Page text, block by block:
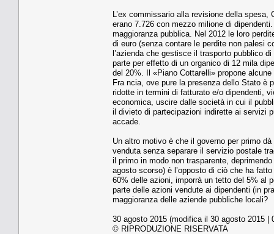
L’ex commissario alla revisione della
erano 7.726 con mezzo milione di
maggioranza pubblica. Nel 2012 le loro
di euro (senza contare le perdite non palesi
l’azienda che gestisce il trasporto pubblico
parte per effetto di un organico di 12 mila
del 20%. Il «Piano Cottarelli» propone
Fra ncia, ove pure la presenza dello Stato è
ridotte in termini di fatturato e/o dipendenti,
economica, uscire dalle società in cui il
il divieto di partecipazioni indirette ai servizi
accade.
Un altro motivo è che il governo per primo
venduta senza separare il servizio postale
il primo in modo non trasparente,
agosto scorso) è l’opposto di ciò che ha
60% delle azioni, imporrà un tetto del 5% al
parte delle azioni vendute ai dipendenti (in
maggioranza delle aziende pubbliche locali?
30 agosto 2015 (modifica il 30 agosto 2015 |
© RIPRODUZIONE RISERVATA